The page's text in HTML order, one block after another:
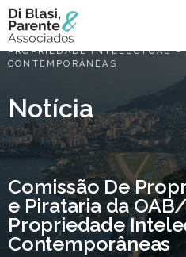
HOME/
COMISSÃO DE PROPRIEDADE
PIRATARIA DA OAB/RJ LANÇA O
PROPRIEDADE INTELECTUAL –
CONTEMPORÂNEAS
Notícia
Comissão De
e Pirataria da
Propriedade
Contemporâneas